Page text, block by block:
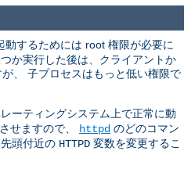
するためには root 権限が必要に
か実行した後は、クライアントか
、 子プロセスはもっと低い権限で
ーティングシステム上で正常に動
せますので、 httpd のどのコマン
頭付近の HTTPD 変数を変更するこ